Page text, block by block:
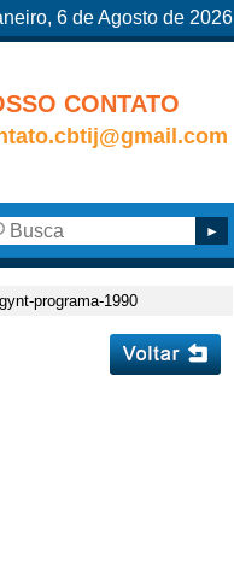
6 de Agosto de 2026
CONTATO
programa-1990